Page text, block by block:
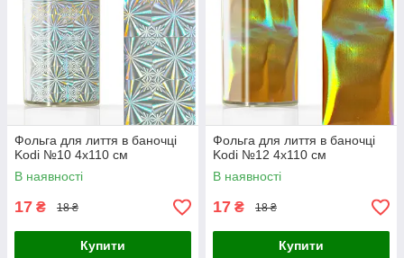
Фольга для лиття в баночці
Kodi №10 4х110 см
В наявності
17 ₴ 18 ₴
Купити
Фольга для лиття в баночці
Kodi №12 4х110 см
В наявності
17 ₴ 18 ₴
Купити